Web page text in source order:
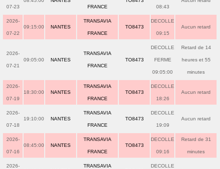
07-23 FRANCE 08:43
2026-
07-22
09:15:00 NANTES
TRANSAVIA
FRANCE
TO8473
DECOLLE
09:15
Aucun retard
2026-
07-21
09:05:00 NANTES
TRANSAVIA
FRANCE
TO8473
DECOLLE
FERME
09:05:00
Retard de 14
heures et 55
minutes
2026-
07-19
18:30:00 NANTES
TRANSAVIA
FRANCE
TO8473
DECOLLE
18:26
Aucun retard
2026-
07-18
19:10:00 NANTES
TRANSAVIA
FRANCE
TO8473
DECOLLE
19:09
Aucun retard
2026-
07-16
08:45:00 NANTES
TRANSAVIA
FRANCE
TO8473
DECOLLE
09:16
Retard de 31
minutes
2026- TRANSAVIA DECOLLE